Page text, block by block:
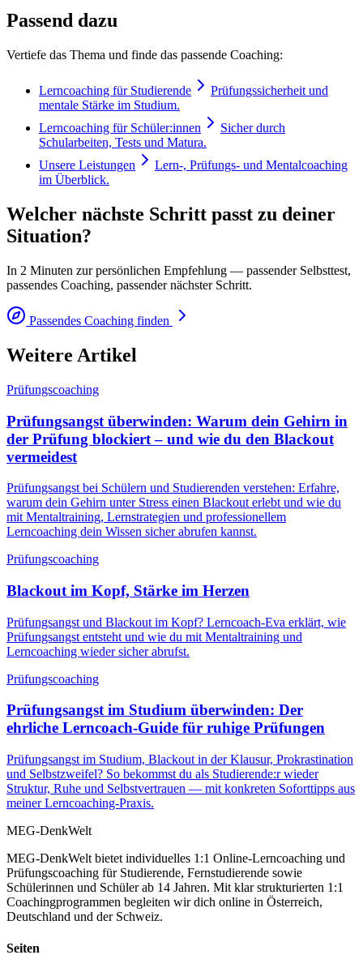
Passend dazu
Vertiefe das Thema und finde das passende Coaching:
Lerncoaching für Studierende
Prüfungssicherheit und
mentale Stärke im Studium.
Lerncoaching für Schüler:innen
Sicher durch
Schularbeiten, Tests und Matura.
Unsere Leistungen
Lern-, Prüfungs- und Mentalcoaching
im Überblick.
Welcher nächste Schritt passt zu deiner
Situation?
In 2 Minuten zur persönlichen Empfehlung — passender Selbsttest,
passendes Coaching, passender nächster Schritt.
Passendes Coaching finden
Weitere Artikel
Prüfungscoaching
Prüfungsangst überwinden: Warum dein Gehirn in
der Prüfung blockiert – und wie du den Blackout
vermeidest
Prüfungsangst bei Schülern und Studierenden verstehen: Erfahre,
warum dein Gehirn unter Stress einen Blackout erlebt und wie du
mit Mentaltraining, Lernstrategien und professionellem
Lerncoaching dein Wissen sicher abrufen kannst.
Prüfungscoaching
Blackout im Kopf, Stärke im Herzen
Prüfungsangst und Blackout im Kopf? Lerncoach-Eva erklärt, wie
Prüfungsangst entsteht und wie du mit Mentaltraining und
Lerncoaching wieder sicher abrufst.
Prüfungscoaching
Prüfungsangst im Studium überwinden: Der
ehrliche Lerncoach-Guide für ruhige Prüfungen
Prüfungsangst im Studium, Blackout in der Klausur, Prokrastination
und Selbstzweifel? So bekommst du als Studierende:r wieder
Struktur, Ruhe und Selbstvertrauen — mit konkreten Soforttipps aus
meiner Lerncoaching-Praxis.
MEG-DenkWelt
MEG-DenkWelt bietet individuelles 1:1 Online-Lerncoaching und
Prüfungscoaching für Studierende, Fernstudierende sowie
Schülerinnen und Schüler ab 14 Jahren. Mit klar strukturierten 1:1
Coachingprogrammen begleiten wir dich online in Österreich,
Deutschland und der Schweiz.
Seiten